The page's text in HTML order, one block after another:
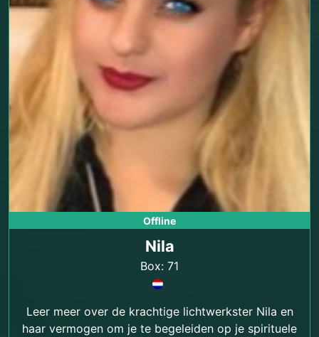
Offline
Nila
Box: 71
Leer meer over de krachtige lichtwerkster Nila en
haar vermogen om je te begeleiden op je spirituele